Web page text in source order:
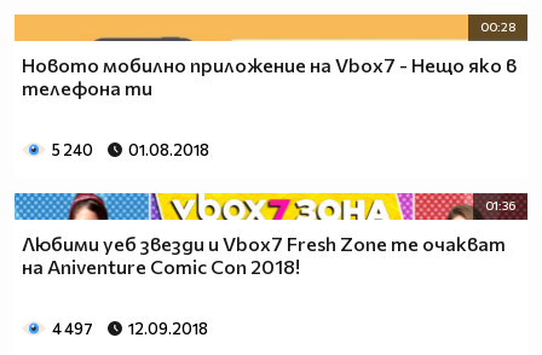
00:28
Новото мобилно приложение на Vbox7 - Нещо яко в
телефона ти
5 240 01.08.2018
01:36
Любими уеб звезди и Vbox7 Fresh Zone те очакват
на Aniventure Comic Con 2018!
4 497 12.09.2018